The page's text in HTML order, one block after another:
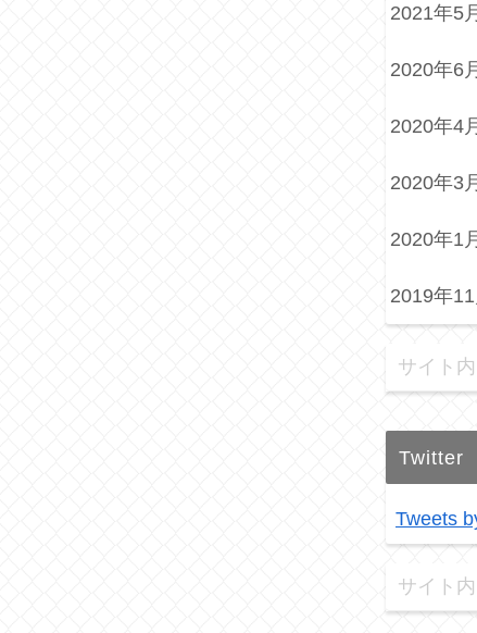
2021年5
2020年6
2020年4
2020年3
2020年1
2019年11
Twitter
Tweets